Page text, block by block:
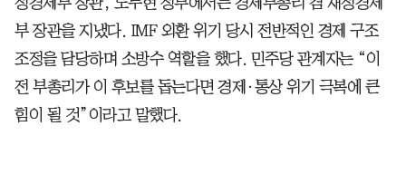
부 장관을 지냈다. IMF 외환 위기 당시 전반적인 경제 구조
조정을 담당하며 소방수 역할을 했다. 민주당 관계자는 “이
전 부총리가 이 후보를 돕는다면 경제·통상 위기 극복에 큰
힘이 될 것”이라고 말했다.